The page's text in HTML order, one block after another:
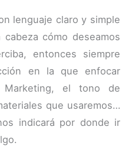
lenguaje claro y simple
cómo deseamos
entonces siempre
en la que enfocar
Marketing, el tono de
que usaremos…
indicará por donde ir